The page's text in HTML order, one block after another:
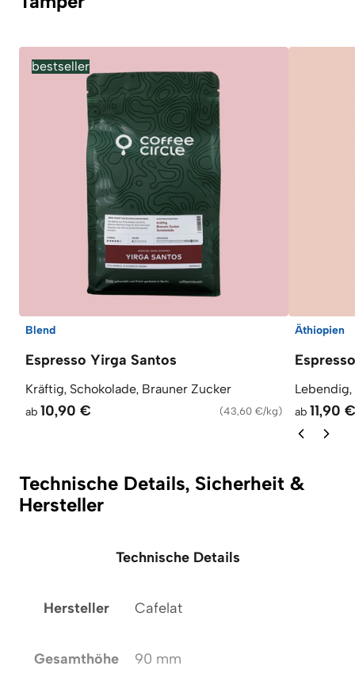
bestseller
Blend
Espresso Yirga Santos
Kräftig, Schokolade, Brauner Zucker
ab 10,90 € (43,60 €/kg)
Äthiopien
Lebendig,
ab 11,90 €
Technische Details, Sicherheit &
Hersteller
Technische Details
Hersteller Cafelat
Gesamthöhe 90 mm